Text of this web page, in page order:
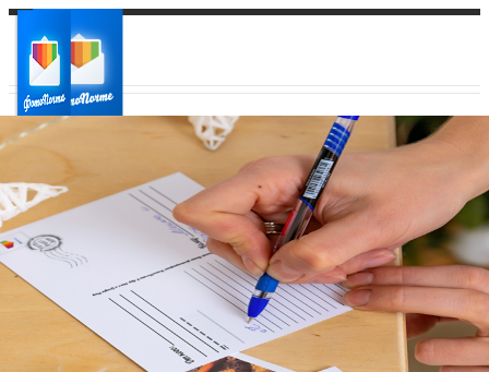
Ваш город:
Ваш регион доставки
Выберите из списка: